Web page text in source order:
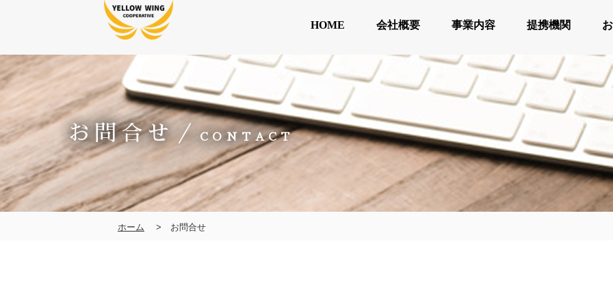
HOME 会社概要 事業内容 提携機関
お問合せ／CONTACT
ホーム お問合せ